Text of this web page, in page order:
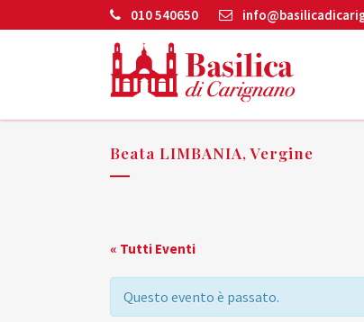
010 540650
Beata LIMBANIA, Vergine
« Tutti Eventi
Questo evento è passato.